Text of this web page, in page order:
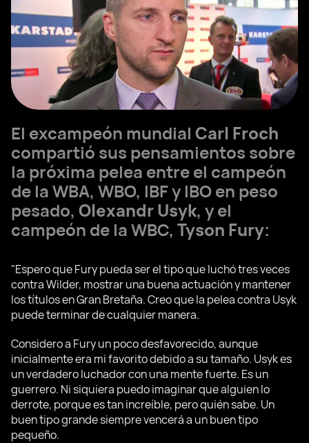
El excampeón mundial Carl Froch
compartió sus pensamientos sobre
la próxima pelea entre el campeón
de la WBA, WBO, IBF y IBO en peso
pesado, Olexandr Usyk, y el
campeón de la WBC, Tyson Fury:
"Espero que Fury pueda ser el tipo que luchó tres veces
contra Wilder, mostrar una buena actuación y mantener
los títulos en Gran Bretaña. Creo que la pelea contra Usyk
puede terminar de cualquier manera.
Considero a Fury un poco desfavorecido, aunque
inicialmente era mi favorito debido a su tamaño. Usyk es
un verdadero luchador con una mente fuerte. Es un
guerrero. Ni siquiera puedo imaginar que alguien lo
derrote, porque es tan increíble, pero quién sabe. Un
buen tipo grande siempre vencerá a un buen tipo
pequeño.